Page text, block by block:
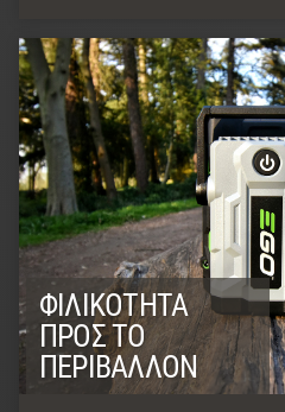
ΦΙΛΙΚΌΤΗΤΑ
ΠΡΟΣ ΤΟ
ΠΕΡΙΒΆΛΛΟΝ